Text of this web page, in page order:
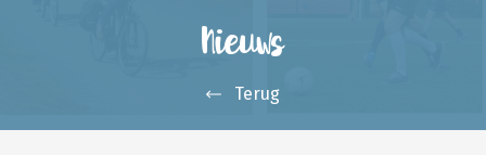
Nieuws
Terug